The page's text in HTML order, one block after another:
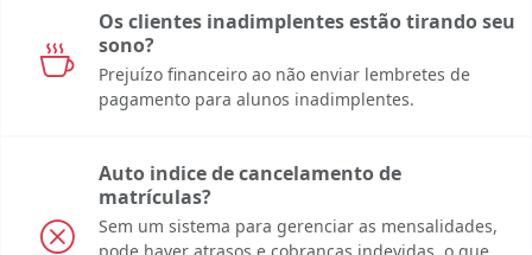
Os clientes inadimplentes estão tirando seu
sono?
Prejuízo financeiro ao não enviar lembretes de
pagamento para alunos inadimplentes.
Auto indice de cancelamento de
matrículas?
Sem um sistema para gerenciar as mensalidades,
pode haver atrasos e cobranças indevidas, o que